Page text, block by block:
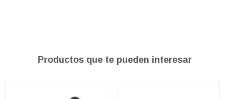
Productos que te pueden interesar